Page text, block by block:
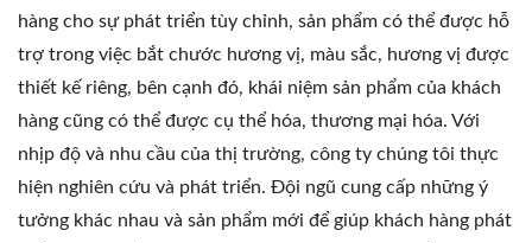
hàng cho sự phát triển tùy chỉnh, sản phẩm có thể được hỗ
trợ trong việc bắt chước hương vị, màu sắc, hương vị được
thiết kế riêng, bên cạnh đó, khái niệm sản phẩm của khách
hàng cũng có thể được cụ thể hóa, thương mại hóa. Với
nhịp độ và nhu cầu của thị trường, công ty chúng tôi thực
hiện nghiên cứu và phát triển. Đội ngũ cung cấp những ý
tưởng khác nhau và sản phẩm mới để giúp khách hàng phát